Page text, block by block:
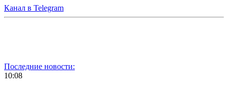
Канал в Telegram
Последние новости:
10:08